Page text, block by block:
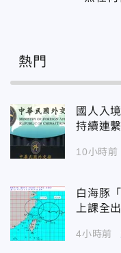
熱門
國人入
持續連
10小時前
白海豚
上課全
4小時前